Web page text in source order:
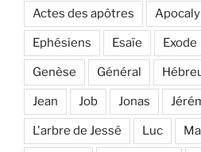
Actes des apôtres
Ephésiens Esaïe Exode
Genèse Général
Jean Job Jonas
L'arbre de Jessé Luc